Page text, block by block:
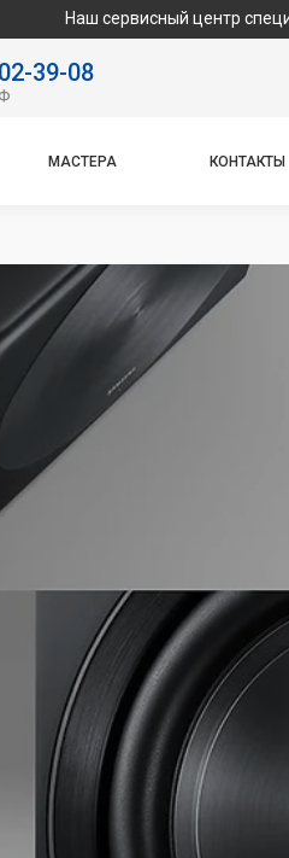
центр
39-08
МАСТЕРА КОНТАКТЫ